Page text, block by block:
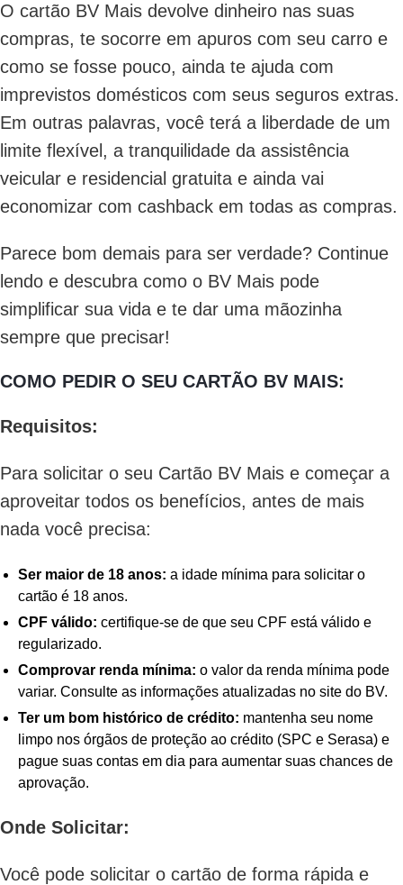
O cartão BV Mais devolve dinheiro nas suas
compras, te socorre em apuros com seu carro e
como se fosse pouco, ainda te ajuda com
imprevistos domésticos com seus seguros extras.
Em outras palavras, você terá a liberdade de um
limite flexível, a tranquilidade da assistência
veicular e residencial gratuita e ainda vai
economizar com cashback em todas as compras.
Parece bom demais para ser verdade? Continue
lendo e descubra como o BV Mais pode
simplificar sua vida e te dar uma mãozinha
sempre que precisar!
COMO PEDIR O SEU CARTÃO BV MAIS:
Requisitos:
Para solicitar o seu Cartão BV Mais e começar a
aproveitar todos os benefícios, antes de mais
nada você precisa:
Ser maior de 18 anos: a idade mínima para solicitar o
cartão é 18 anos.
CPF válido: certifique-se de que seu CPF está válido e
regularizado.
Comprovar renda mínima: o valor da renda mínima pode
variar. Consulte as informações atualizadas no site do BV.
Ter um bom histórico de crédito: mantenha seu nome
limpo nos órgãos de proteção ao crédito (SPC e Serasa) e
pague suas contas em dia para aumentar suas chances de
aprovação.
Onde Solicitar:
Você pode solicitar o cartão de forma rápida e